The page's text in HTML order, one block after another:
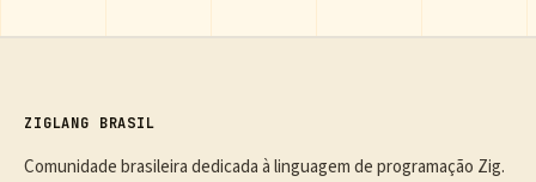
ZIGLANG BRASIL
Comunidade brasileira dedicada à linguagem de programação Zig.